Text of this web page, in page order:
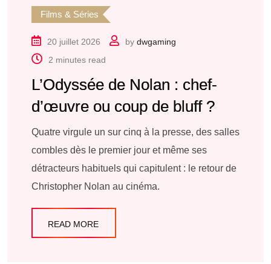
Films & Séries
20 juillet 2026 by dwgaming
2 minutes read
L’Odyssée de Nolan : chef-
d’œuvre ou coup de bluff ?
Quatre virgule un sur cinq à la presse, des salles
combles dès le premier jour et même ses
détracteurs habituels qui capitulent : le retour de
Christopher Nolan au cinéma.
READ MORE